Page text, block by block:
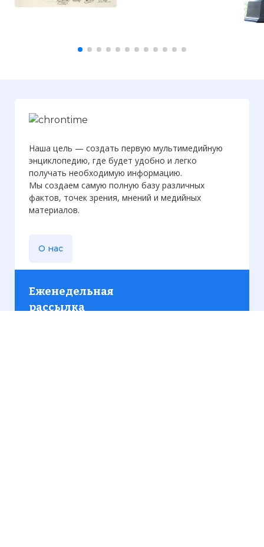
Наша цель — создать первую мультимедийную
энциклопедию, где будет удобно и легко
получать необходимую информацию.
Мы создаем самую полную базу различных
фактов, точек зрения, мнений и медийных
материалов.
О нас
Еженедельная
рассылка